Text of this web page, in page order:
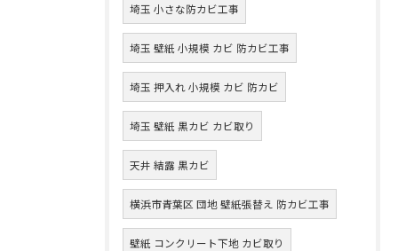
埼玉 小さな防カビ工事
埼玉 壁紙 小規模 カビ 防カビ工事
埼玉 押入れ 小規模 カビ 防カビ
埼玉 壁紙 黒カビ カビ取り
天井 結露 黒カビ
横浜市青葉区 団地 壁紙張替え 防カビ工事
壁紙 コンクリート下地 カビ取り